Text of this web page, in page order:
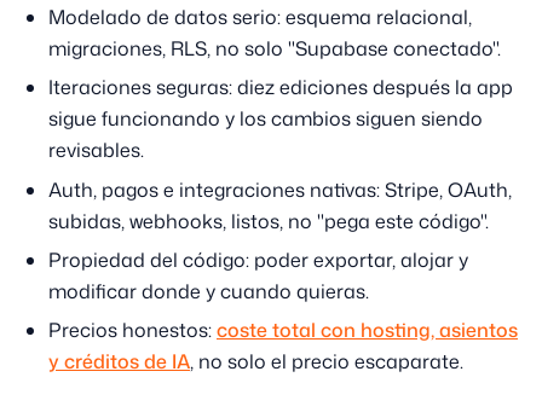
Modelado de datos serio: esquema relacional,
migraciones, RLS, no solo "Supabase conectado".
Iteraciones seguras: diez ediciones después la app
sigue funcionando y los cambios siguen siendo
revisables.
Auth, pagos e integraciones nativas: Stripe, OAuth,
subidas, webhooks, listos, no "pega este código".
Propiedad del código: poder exportar, alojar y
modificar donde y cuando quieras.
Precios honestos:coste total con hosting, asientos
y créditos de IA, no solo el precio escaparate.